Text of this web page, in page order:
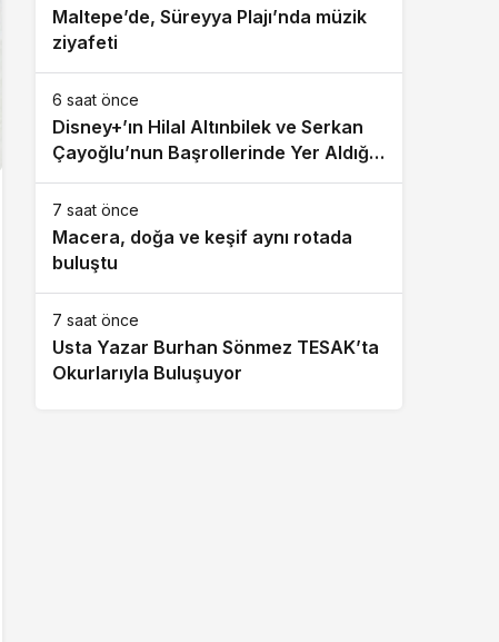
Maltepe’de, Süreyya Plajı’nda müzik
ziyafeti
6 saat önce
Disney+’ın Hilal Altınbilek ve Serkan
Çayoğlu’nun Başrollerinde Yer Aldığı
“Öngörü” Filminin Teaser Afişleri ve
Merak Uyandıran İlk Tanıtımı
Yayımlandı
7 saat önce
Macera, doğa ve keşif aynı rotada
buluştu
7 saat önce
Usta Yazar Burhan Sönmez TESAK’ta
Okurlarıyla Buluşuyor